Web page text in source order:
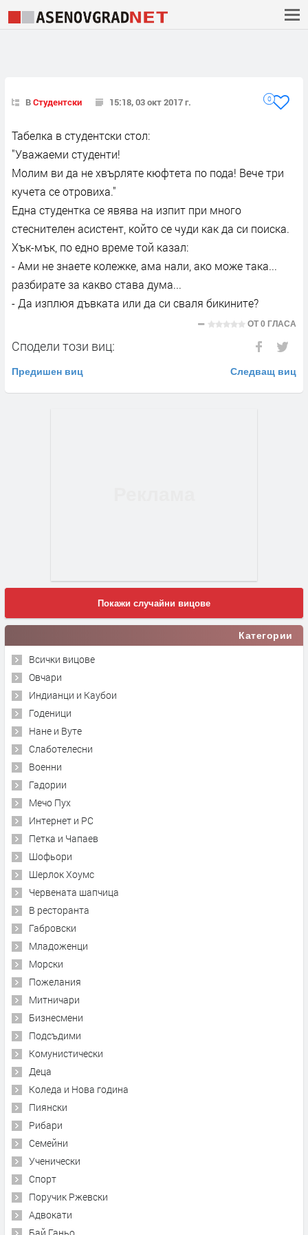
ВСтудентски 15:18, 03 окт 2017 г. 0
Табелка в студентски стол:
"Уважаеми студенти!
Молим ви да не хвърляте кюфтета по пода! Вече три
кучета се отровиха."
Една студентка се явява на изпит при много
стеснителен асистент, който се чуди как да си поиска.
Хък-мък, по едно време той казал:
- Ами не знаете колежке, ама нали, ако може така...
разбирате за какво става дума...
- Да изплюя дъвката или да си сваля бикините?
ОТ0 ГЛАСА
Сподели този виц:
Предишен виц Следващ виц
Покажи случайни вицове
Категории
Всички вицове
Овчари
Индианци и Каубои
Годеници
Нане и Вуте
Слаботелесни
Военни
Гадории
Мечо Пух
Интернет и PC
Петка и Чапаев
Шофьори
Шерлок Хоумс
Червената шапчица
В ресторанта
Габровски
Младоженци
Морски
Пожелания
Митничари
Бизнесмени
Подсъдими
Комунистически
Деца
Коледа и Нова година
Пиянски
Рибари
Семейни
Ученически
Спорт
Поручик Ржевски
Адвокати
Бай Ганьо